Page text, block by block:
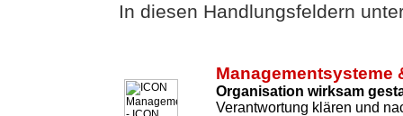
In diesen Handlungsfeldern
Managementsysteme
Organisation wirksam
Verantwortung klären und